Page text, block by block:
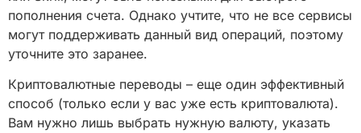
пополнения счета. Однако учтите, что не все сервисы
могут поддерживать данный вид операций, поэтому
уточните это заранее.
Криптовалютные переводы – еще один эффективный
способ (только если у вас уже есть криптовалюта).
Вам нужно лишь выбрать нужную валюту, указать